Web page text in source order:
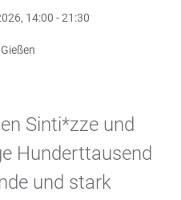
14:00 - 21:30
Sinti*zze und
Hunderttausend
und stark